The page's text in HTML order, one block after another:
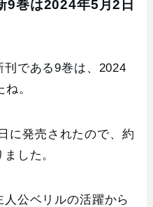
9巻は2024年5月2日
である9巻は、2024
。
に発売されたので、約
した。
公ベリルの活躍から